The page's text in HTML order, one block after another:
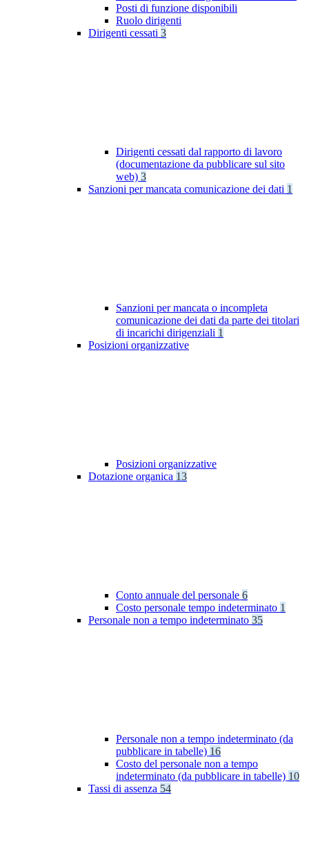
Posti di funzione disponibili
Ruolo dirigenti
Dirigenti cessati 3
Dirigenti cessati dal rapporto di lavoro
(documentazione da pubblicare sul sito
web) 3
Sanzioni per mancata comunicazione dei dati 1
Sanzioni per mancata o incompleta
comunicazione dei dati da parte dei titolari
di incarichi dirigenziali 1
Posizioni organizzative
Posizioni organizzative
Dotazione organica 13
Conto annuale del personale 6
Costo personale tempo indeterminato 1
Personale non a tempo indeterminato 35
Personale non a tempo indeterminato (da
pubblicare in tabelle) 16
Costo del personale non a tempo
indeterminato (da pubblicare in tabelle) 10
Tassi di assenza 54